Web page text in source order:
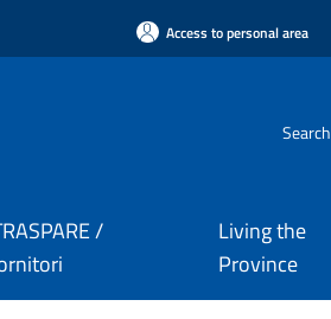
Access to personal area
Search
/
Living the
Province